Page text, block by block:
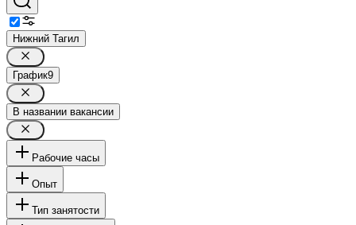
Нижний Тагил
График9
В названии вакансии
Рабочие часы
Опыт
Тип занятости